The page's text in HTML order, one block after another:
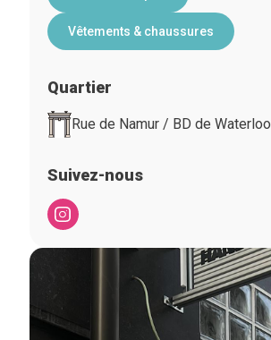
Vêtements & chaussures
Quartier
Rue de Namur / BD de Waterloo
Suivez-nous